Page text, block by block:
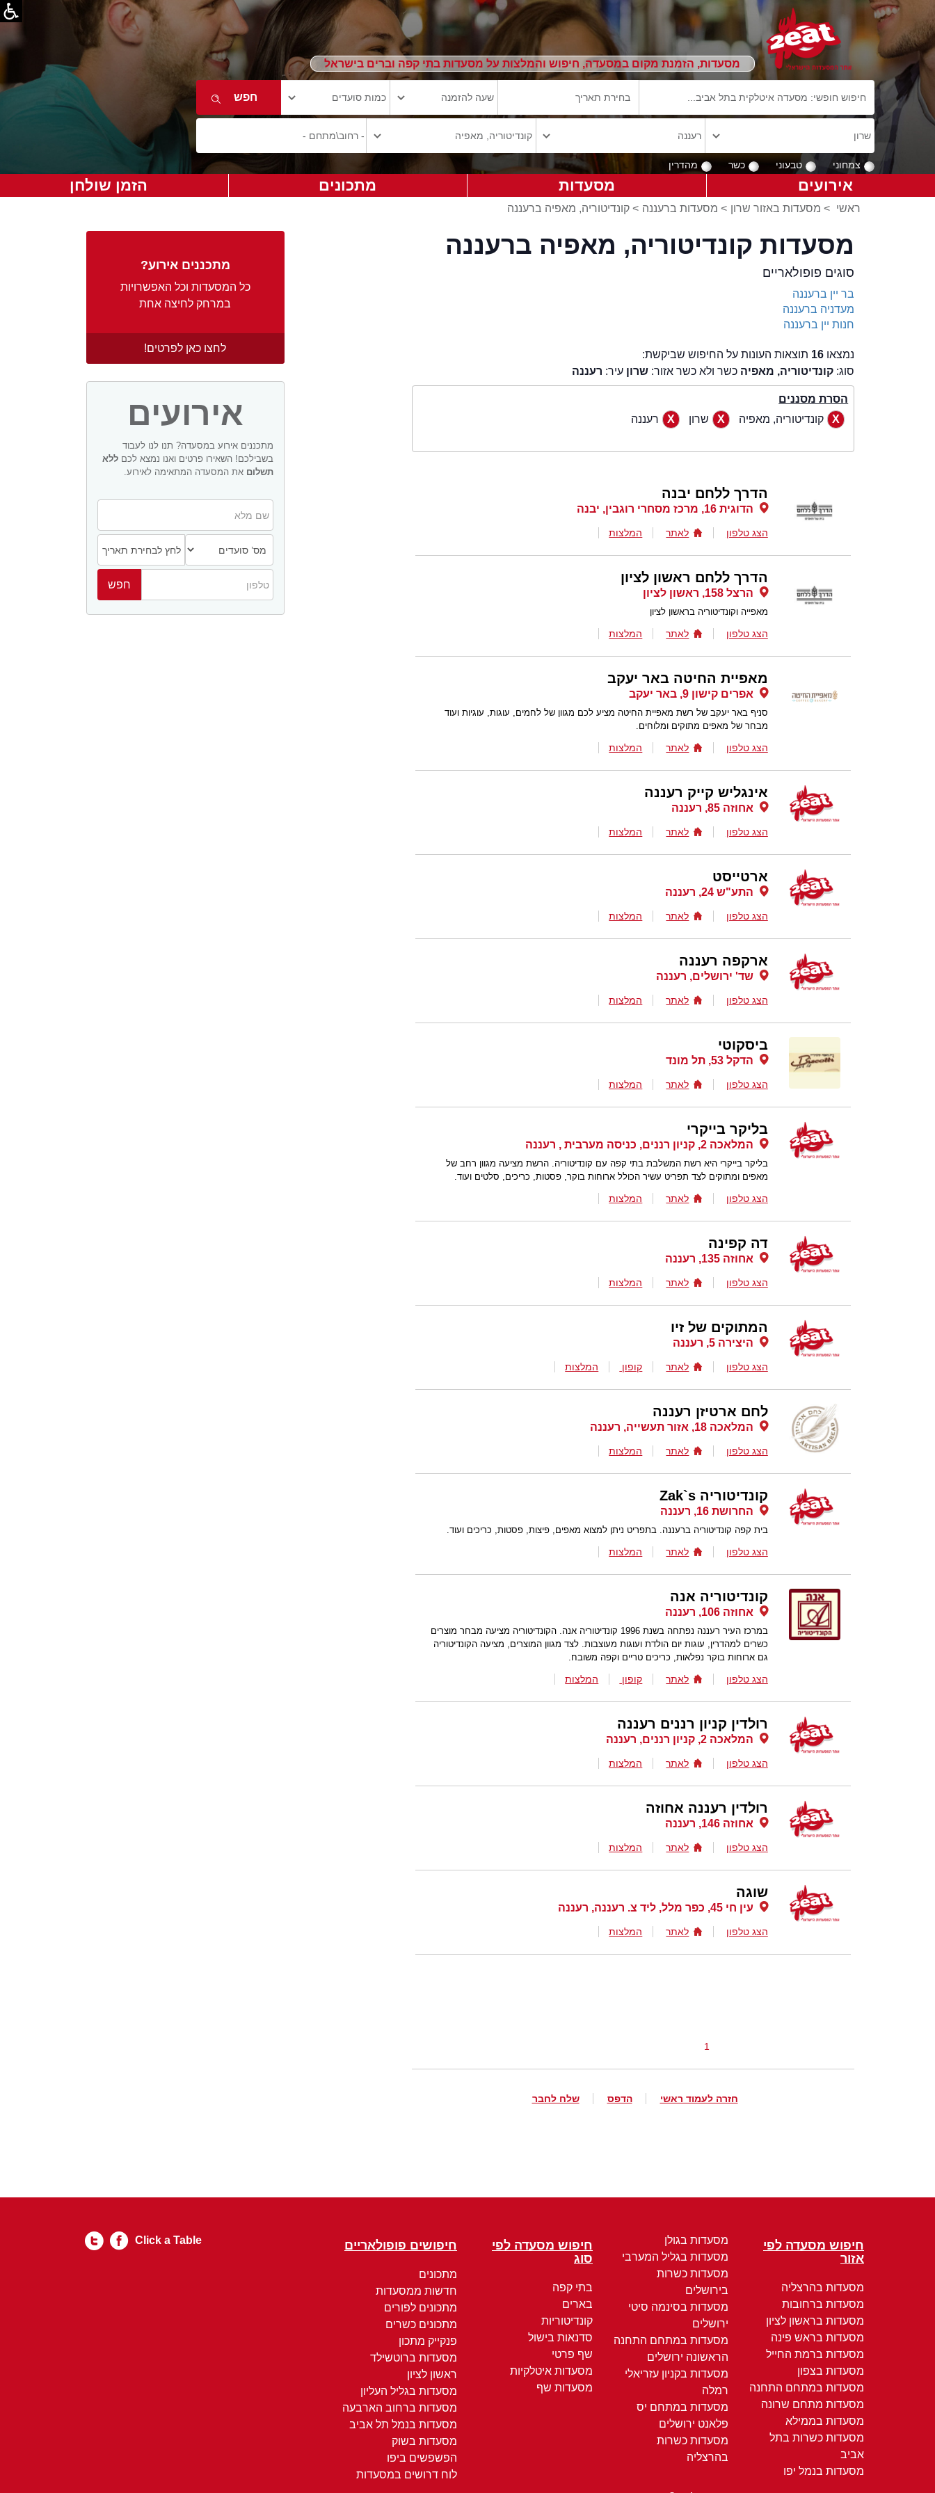
מסעדות, הזמנת מקום במסעדה, חיפוש והמלצות על מסעדות בתי קפה וברים בישראל
צמחוני טבעוני כשר מהדרין
אירועים מסעדות מתכונים הזמן שולחן
ראשי > מסעדות באזור שרון > מסעדות ברעננה > קונדיטוריה, מאפיה ברעננה
מתכננים אירוע?
כל המסעדות וכל האפשרויות
במרחק לחיצה אחת
לחצו כאן לפרטים!
אירועים
מתכננים אירוע במסעדה? תנו לנו לעבוד
בשבילכם! השאירו פרטים ואנו נמצא לכם ללא
תשלום את המסעדה המתאימה לאירוע.
מסעדות קונדיטוריה, מאפיה ברעננה
סוגים פופולאריים
בר יין ברעננה
מעדניה ברעננה
חנות יין ברעננה
נמצאו 16 תוצאות העונות על החיפוש שביקשת:
סוג: קונדיטוריה, מאפיה כשר ולא כשר אזור: שרון עיר: רעננה
הסרת מסננים
קונדיטוריה, מאפיה
שרון רעננה
הדרך ללחם יבנה
הדוגית 16, מרכז מסחרי רוגבין, יבנה
הצג טלפון לאתר המלצות
הדרך ללחם ראשון לציון
הרצל 158, ראשון לציון
מאפייה וקונדיטוריה בראשון לציון
הצג טלפון לאתר המלצות
מאפיית החיטה באר יעקב
אפרים קישון 9, באר יעקב
סניף באר יעקב של רשת מאפיית החיטה מציע לכם מגוון של לחמים, עוגות, עוגיות ועוד
מבחר של מאפים מתוקים ומלוחים.
הצג טלפון לאתר המלצות
אינגליש קייק רעננה
אחוזה 85, רעננה
הצג טלפון לאתר המלצות
ארטייסט
התע"ש 24, רעננה
הצג טלפון לאתר המלצות
ארקפה רעננה
שד' ירושלים, רעננה
הצג טלפון לאתר המלצות
ביסקוטי
הדקל 53, תל מונד
הצג טלפון לאתר המלצות
בליקר בייקרי
המלאכה 2, קניון רננים, כניסה מערבית , רעננה
בליקר בייקרי היא רשת המשלבת בתי קפה עם קונדיטוריה. הרשת מציעה מגוון רחב של
מאפים ומתוקים לצד תפריט עשיר הכולל ארוחות בוקר, פסטות, כריכים, סלטים ועוד.
הצג טלפון לאתר המלצות
דה קפינה
אחוזה 135, רעננה
הצג טלפון לאתר המלצות
המתוקים של זיו
היצירה 5, רעננה
הצג טלפון לאתר קופון המלצות
לחם ארטיזן רעננה
המלאכה 18, אזור תעשייה, רעננה
הצג טלפון לאתר המלצות
קונדיטוריה Zak`s
החרושת 16, רעננה
בית קפה קונדיטוריה ברעננה. בתפריט ניתן למצוא מאפים, פיצות, פסטות, כריכים ועוד.
הצג טלפון לאתר המלצות
קונדיטוריה אנה
אחוזה 106, רעננה
במרכז העיר רעננה נפתחה בשנת 1996 קונדיטוריה אנה. הקונדיטוריה מציעה מבחר מוצרים
כשרים למהדרין, עוגות יום הולדת ועוגות מעוצבות. לצד מגוון המוצרים, מציעה הקונדיטוריה
גם ארוחות בוקר נפלאות, כריכים טריים וקפה משובח.
הצג טלפון לאתר קופון המלצות
רולדין קניון רננים רעננה
המלאכה 2, קניון רננים, רעננה
הצג טלפון לאתר המלצות
רולדין רעננה אחוזה
אחוזה 146, רעננה
הצג טלפון לאתר המלצות
שוגה
עין חי 45, כפר מלל, ליד צ. רעננה, רעננה
הצג טלפון לאתר המלצות
1
חזרה לעמוד ראשי הדפס שלח לחבר
חיפוש מסעדה לפי
אזור
מסעדות בהרצליה
מסעדות ברחובות
מסעדות בראשון לציון
מסעדות בראש פינה
מסעדות ברמת החייל
מסעדות בצפון
מסעדות במתחם התחנה
מסעדות מתחם שרונה
מסעדות בממילא
מסעדות כשרות בתל
אביב
מסעדות בנמל יפו
מסעדות בגולן
מסעדות בגליל המערבי
מסעדות כשרות
בירושלים
מסעדות בסינמה סיטי
ירושלים
מסעדות במתחם התחנה
הראשונה ירושלים
מסעדות בקניון עזריאלי
רמלה
מסעדות במתחם יס
פלאנט ירושלים
מסעדות כשרות
בהרצליה
חיפוש מסעדה לפי
סוג
בתי קפה
בארים
קונדיטוריות
סדנאות בישול
שף פרטי
מסעדות איטלקיות
מסעדות שף
חיפושים פופולאריים
מתכונים
חדשות ממסעדות
מתכונים לפורים
מתכונים כשרים
פנקייק מתכון
מסעדות ברוטשילד
ראשון לציון
מסעדות בגליל העליון
מסעדות ברחוב הארבעה
מסעדות בנמל תל אביב
מסעדות בשוק
הפשפשים ביפו
לוח דרושים במסעדות
Click a Table